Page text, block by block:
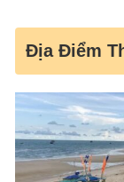
Địa Điểm